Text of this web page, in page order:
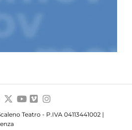
Teatro - P.IVA 04113441002 |